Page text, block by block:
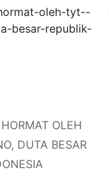
OLEH
DUTA BESAR